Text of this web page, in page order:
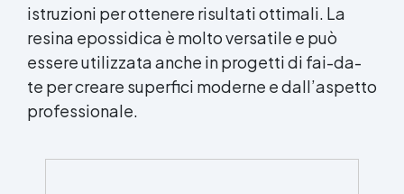
istruzioni per ottenere risultati ottimali. La
resina epossidica è molto versatile e può
essere utilizzata anche in progetti di fai-da-
te per creare superfici moderne e dall’aspetto
professionale.